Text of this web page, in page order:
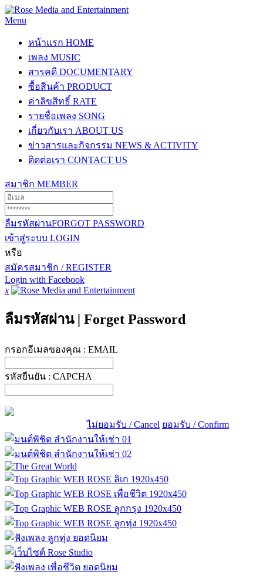
Menu
หน้าแรก HOME
เพลง MUSIC
สารคดี DOCUMENTARY
ซื้อสินค้า PRODUCT
ค่าลิขสิทธิ์ RATE
รายชื่อเพลง SONG
เกี่ยวกับเรา ABOUT US
ข่าวสารและกิจกรรม NEWS & ACTIVITY
ติดต่อเรา CONTACT US
สมาชิก MEMBER
ลืมรหัสผ่านFORGOT PASSWORD
เข้าสู่ระบบ LOGIN
หรือ
สมัครสมาชิก / REGISTER
Login with Facebook
x
ลืมรหัสผ่าน | Forget Password
กรอกอีเมลของคุณ : EMAIL
รหัสยืนยัน : CAPCHA
ไม่ยอมรับ / Cancel ยอมรับ / Confirm